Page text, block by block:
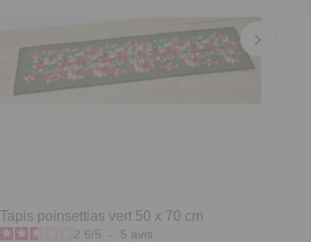
Tapis poinsettias vert 50 x 70 cm
2.6/5 - 5 avis